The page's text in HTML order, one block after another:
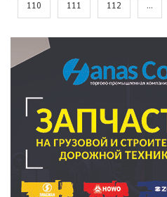
110
111 112 ...